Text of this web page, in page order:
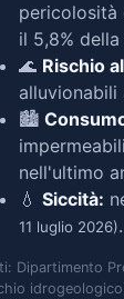
pericolosità
il 5,8%
🌊 Rischio
alluvionabili
🏙️
nell'ultimo
💧 Siccità:
11 luglio 2026).
Dipartimento